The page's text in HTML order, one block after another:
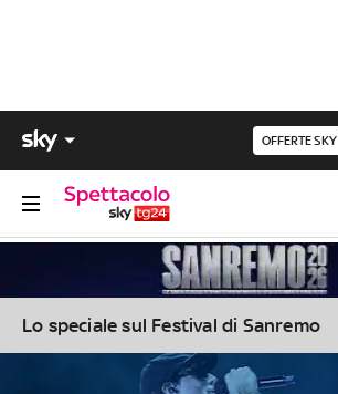
OFFERTE SKY
Lo speciale sul Festival di Sanremo